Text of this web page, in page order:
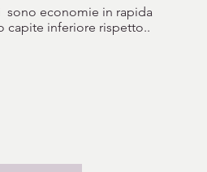
sono economie in rapida
capite inferiore rispetto..